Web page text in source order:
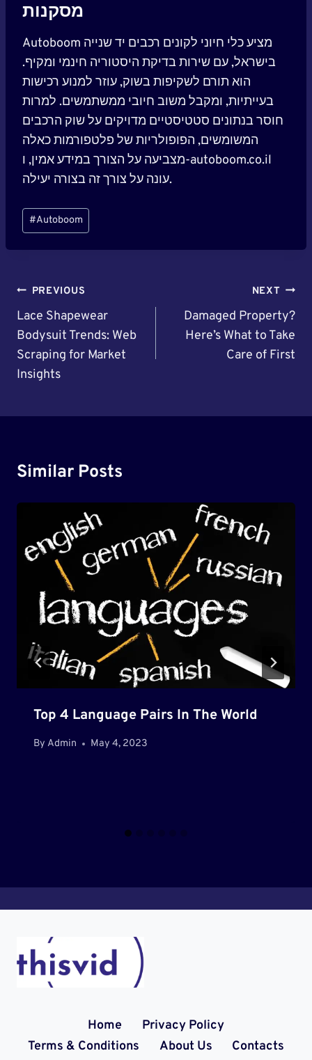
מסקנות
Autoboom מציע כלי חיוני לקונים רכבים יד שנייה
בישראל, עם שירות בדיקת היסטוריה חינמי ומקיף.
הוא תורם לשקיפות בשוק, עוזר למנוע רכישות
בעייתיות, ומקבל משוב חיובי ממשתמשים. למרות
חוסר בנתונים סטטיסטיים מדויקים על שוק הרכבים
המשומשים, הפופולריות של פלטפורמות כאלה
מצביעה על הצורך במידע אמין, ו-autoboom.co.il
עונה על צורך זה בצורה יעילה.
Post
Tags:
#Autoboom
Post
Navigation
PREVIOUS
Lace Shapewear
Bodysuit Trends: Web
Scraping for Market
Insights
NEXT
Damaged Property?
Here’s What to Take
Care of First
Similar Posts
Top 4 Language Pairs In The World
By Admin May 4, 2023
Home
Privacy Policy
Terms & Conditions
About Us Contacts